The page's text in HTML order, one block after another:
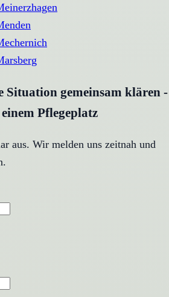
Situation gemeinsam klären -
Pflegeplatz
aus. Wir melden uns zeitnah und